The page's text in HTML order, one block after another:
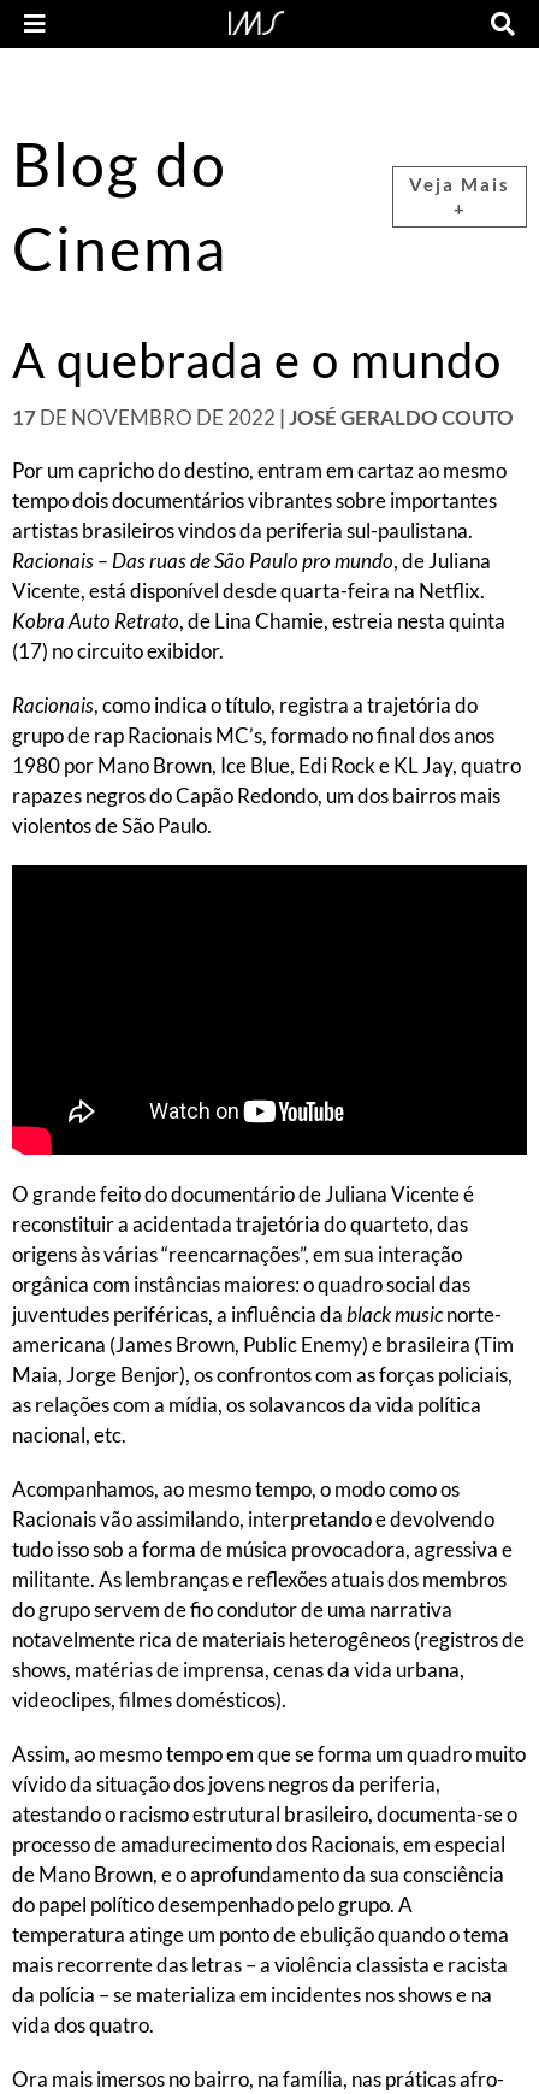
Blog do
Cinema
Veja Mais
+
A quebrada e o mundo
17DE NOVEMBRO DE 2022 | JOSÉ GERALDO COUTO
Por um capricho do destino, entram em cartaz ao mesmo
tempo dois documentários vibrantes sobre importantes
artistas brasileiros vindos da periferia sul-paulistana.
Racionais – Das ruas de São Paulo pro mundo, de Juliana
Vicente, está disponível desde quarta-feira na Netflix.
Kobra Auto Retrato, de Lina Chamie, estreia nesta quinta
(17) no circuito exibidor.
Racionais, como indica o título, registra a trajetória do
grupo de rap Racionais MC’s, formado no final dos anos
1980 por Mano Brown, Ice Blue, Edi Rock e KL Jay, quatro
rapazes negros do Capão Redondo, um dos bairros mais
violentos de São Paulo.
O grande feito do documentário de Juliana Vicente é
reconstituir a acidentada trajetória do quarteto, das
origens às várias “reencarnações”, em sua interação
orgânica com instâncias maiores: o quadro social das
juventudes periféricas, a influência dablack musicnorte-
americana (James Brown, Public Enemy) e brasileira (Tim
Maia, Jorge Benjor), os confrontos com as forças policiais,
as relações com a mídia, os solavancos da vida política
nacional, etc.
Acompanhamos, ao mesmo tempo, o modo como os
Racionais vão assimilando, interpretando e devolvendo
tudo isso sob a forma de música provocadora, agressiva e
militante. As lembranças e reflexões atuais dos membros
do grupo servem de fio condutor de uma narrativa
notavelmente rica de materiais heterogêneos (registros de
shows, matérias de imprensa, cenas da vida urbana,
videoclipes, filmes domésticos).
Assim, ao mesmo tempo em que se forma um quadro muito
vívido da situação dos jovens negros da periferia,
atestando o racismo estrutural brasileiro, documenta-se o
processo de amadurecimento dos Racionais, em especial
de Mano Brown, e o aprofundamento da sua consciência
do papel político desempenhado pelo grupo. A
temperatura atinge um ponto de ebulição quando o tema
mais recorrente das letras – a violência classista e racista
da polícia – se materializa em incidentes nos shows e na
vida dos quatro.
Ora mais imersos no bairro, na família, nas práticas afro-